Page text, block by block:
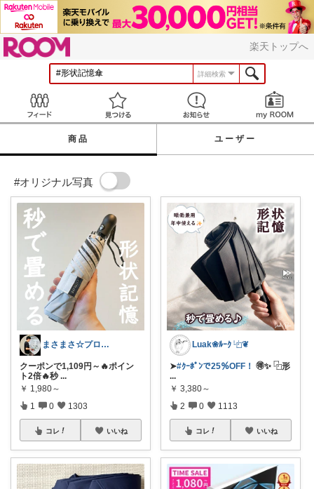
楽天トップへ
詳細検索
見つける お知らせ
商品 ユーザー
#オリジナル写真
まさまさ☆プロフも見てね✨
クーポンで1,109円～🔥ポイン
ト2倍🔥秒 ...
￥ 1,980～
1 0 1303
コレ いいね
Luak❀ﾙｰｸ ⿻❦
➤#ｸｰﾎﾟﾝで25％OFF！ 🉐✨ ⿻形
...
￥ 3,380～
2 0 1113
コレ いいね